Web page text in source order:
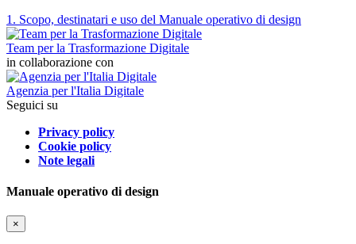
1. Scopo, destinatari e uso del Manuale operativo di design
Team per la Trasformazione Digitale
in collaborazione con
Agenzia per l'Italia Digitale
Seguici su
Privacy policy
Cookie policy
Note legali
Manuale operativo di design
×